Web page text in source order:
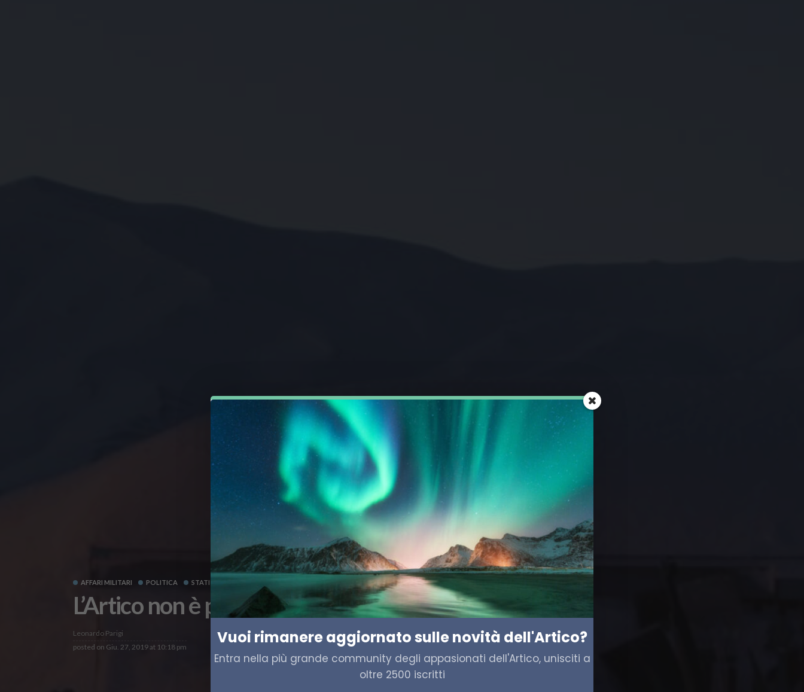
AFFARI MILITARI POLITICA STATI UNITI
L’Artico non è più una zona-cuscinetto
Leonardo Parigi
posted on Giu. 27, 2019 at 10:18 pm Vuoi rimanere aggiornato sulle novità dell'Artico?
Entra nella più grande community degli appasionati dell'Artico, unisciti a
oltre 2500 iscritti